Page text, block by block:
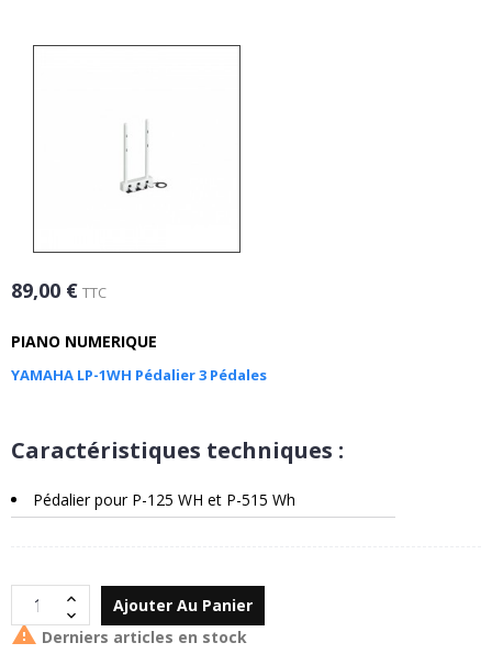
89,00 € TTC
PIANO NUMERIQUE
YAMAHA LP-1WH Pédalier 3 Pédales
Caractéristiques techniques :
Pédalier pour P-125 WH et P-515 Wh
Ajouter Au Panier
 Derniers articles en stock